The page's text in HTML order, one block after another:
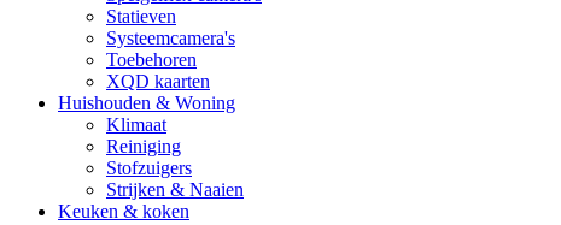
Statieven
Systeemcamera's
Toebehoren
XQD kaarten
Huishouden & Woning
Klimaat
Reiniging
Stofzuigers
Strijken & Naaien
Keuken & koken